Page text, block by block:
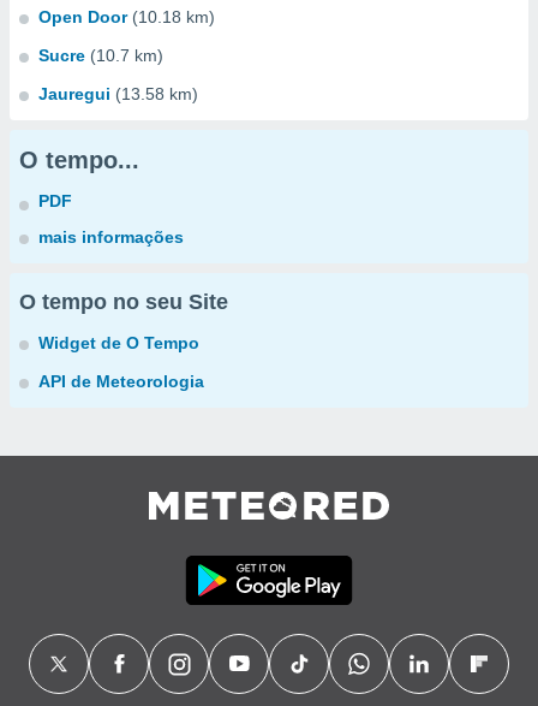
Open Door (10.18 km)
Sucre (10.7 km)
Jauregui (13.58 km)
O tempo...
PDF
mais informações
O tempo no seu Site
Widget de O Tempo
API de Meteorologia